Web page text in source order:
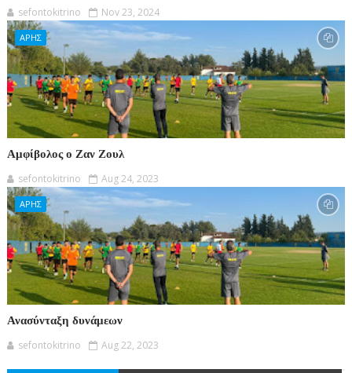
sefontokitrino Nov 23, 2024
ΑΡΗΣ
Αμφίβολος ο Ζαν Ζουλ
sefontokitrino Aug 24, 2023
ΑΡΗΣ
Ανασύνταξη δυνάμεων
sefontokitrino Aug 22, 2023